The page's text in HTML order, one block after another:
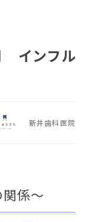
インフル
新井歯科医院
関係〜